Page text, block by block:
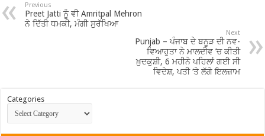
Previous
Preet Jatti ਨੂੰ ਵੀ Amritpal Mehron
ਨੇ ਦਿੱਤੀ ਧਮਕੀ, ਮੰਗੀ ਸੁਰੱਖਿਆ
Next
Punjab – ਪੰਜਾਬ ਦੇ ਬਨੂੜ ਦੀ ਨਵ-
ਵਿਆਹੁਤਾ ਨੇ ਮਾਲਦੀਵ ’ਚ ਕੀਤੀ
ਖ਼ੁਦਕੁਸ਼ੀ, 6 ਮਹੀਨੇ ਪਹਿਲਾਂ ਗਈ ਸੀ
ਵਿਦੇਸ਼, ਪਤੀ ‘ਤੇ ਲੱਗੇ ਇਲਜ਼ਾਮ
Categories